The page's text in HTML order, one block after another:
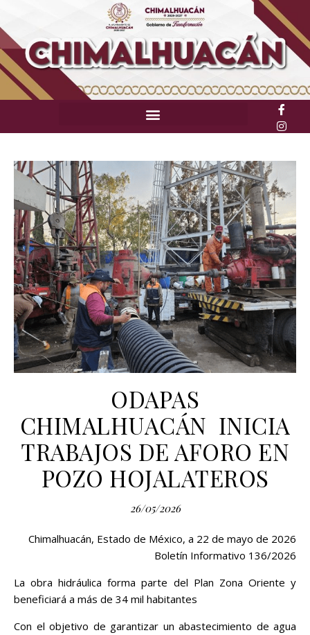
ODAPAS
CHIMALHUACÁN INICIA
TRABAJOS DE AFORO EN
POZO HOJALATEROS
26/05/2026
Chimalhuacán, Estado de México, a 22 de mayo de 2026
Boletín Informativo 136/2026
La obra hidráulica forma parte del Plan Zona Oriente y
beneficiará a más de 34 mil habitantes
Con el objetivo de garantizar un abastecimiento de agua